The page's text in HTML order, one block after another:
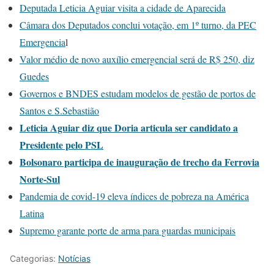
Deputada Leticia Aguiar visita a cidade de Aparecida
Câmara dos Deputados conclui votação, em 1º turno, da PEC
Emergencial
Valor médio de novo auxílio emergencial será de R$ 250, diz
Guedes
Governos e BNDES estudam modelos de gestão de portos de
Santos e S.Sebastião
Leticia Aguiar diz que Doria articula ser candidato a
Presidente pelo PSL
Bolsonaro participa de inauguração de trecho da Ferrovia
Norte-Sul
Pandemia de covid-19 eleva índices de pobreza na América
Latina
Supremo garante porte de arma para guardas municipais
Categorias: Notícias